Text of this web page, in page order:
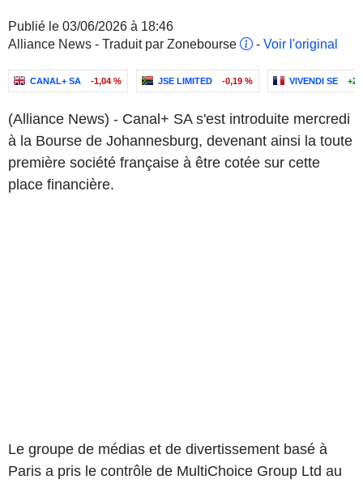
Publié le 03/06/2026 à 18:46
Alliance News - Traduit par Zonebourse
- Voir l'original
CANAL+ SA -1,04 % JSE LIMITED -0,19 % VIVENDI SE
(Alliance News) - Canal+ SA s'est introduite mercredi
à la Bourse de Johannesburg, devenant ainsi la toute
première société française à être cotée sur cette
place financière.
Le groupe de médias et de divertissement basé à
Paris a pris le contrôle de MultiChoice Group Ltd au